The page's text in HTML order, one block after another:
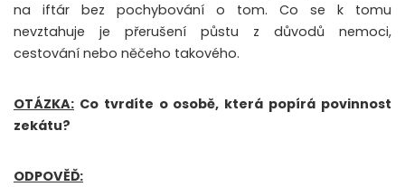
na iftár bez pochybování o tom. Co se k tomu
nevztahuje je přerušení půstu z důvodů nemoci,
cestování nebo něčeho takového.
OTÁZKA: Co tvrdíte o osobě, která popírá povinnost
zekátu?
ODPOVĚĎ: